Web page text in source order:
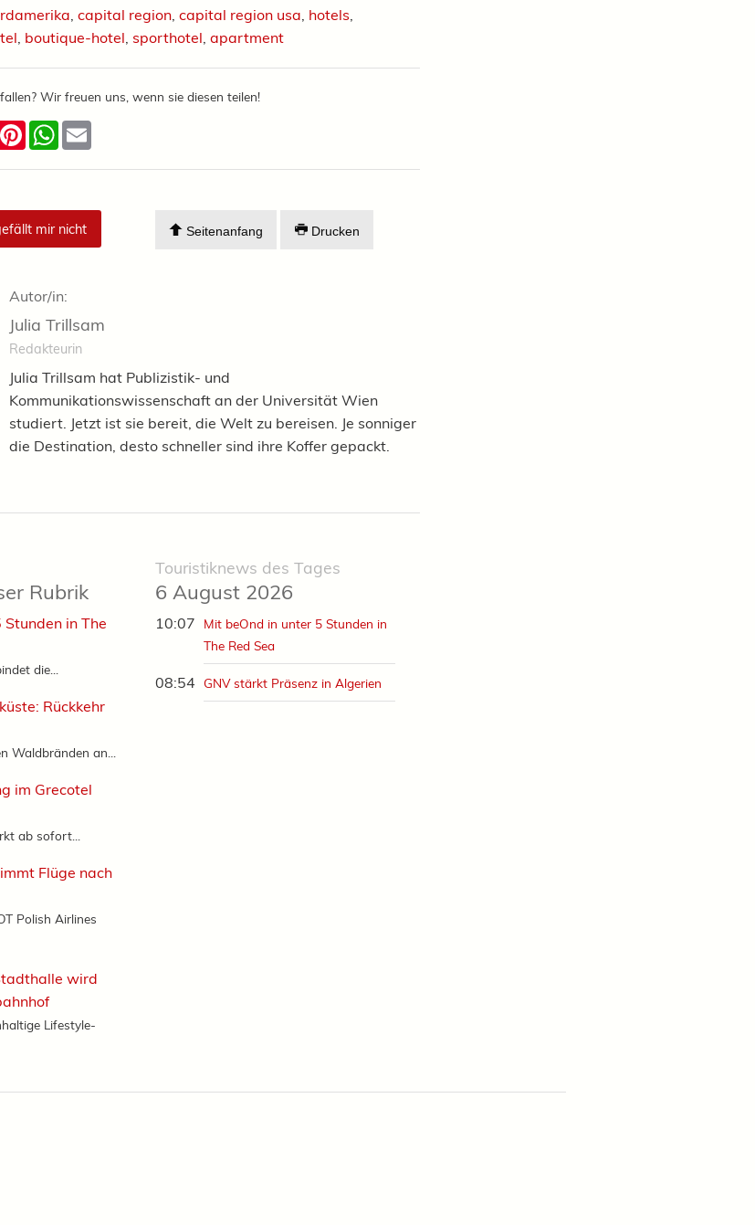
, capital region, capital region usa, hotels,
, boutique-hotel, sporthotel, apartment
Wir freuen uns, wenn sie diesen teilen!
PinterestWhatsApp
mir nicht Seitenanfang Drucken
Autor/in:
Julia Trillsam
Redakteurin
Julia Trillsam hat Publizistik- und
Kommunikationswissenschaft an der Universität Wien
studiert. Jetzt ist sie bereit, die Welt zu bereisen. Je sonniger
die Destination, desto schneller sind ihre Koffer gepackt.
Touristiknews des Tages
6 August 2026
10:07
Mit beOnd in unter 5 Stunden in
The Red Sea
08:54 GNV stärkt Präsenz in Algerien
Rubrik
in The
die...
Rückkehr
Waldbränden an...
im Grecotel
ab sofort...
Flüge nach
Polish Airlines
wird
Lifestyle-